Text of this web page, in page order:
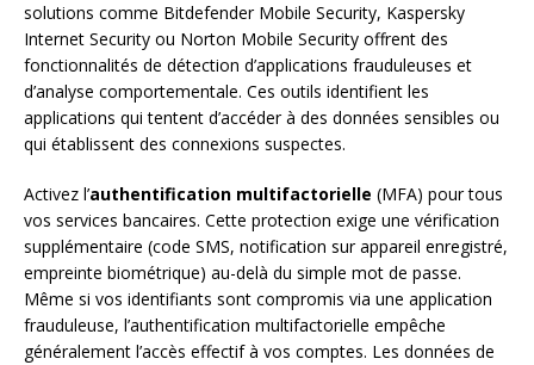
solutions comme Bitdefender Mobile Security, Kaspersky
Internet Security ou Norton Mobile Security offrent des
fonctionnalités de détection d’applications frauduleuses et
d’analyse comportementale. Ces outils identifient les
applications qui tentent d’accéder à des données sensibles ou
qui établissent des connexions suspectes.
Activez l’authentification multifactorielle (MFA) pour tous
vos services bancaires. Cette protection exige une vérification
supplémentaire (code SMS, notification sur appareil enregistré,
empreinte biométrique) au-delà du simple mot de passe.
Même si vos identifiants sont compromis via une application
frauduleuse, l’authentification multifactorielle empêche
généralement l’accès effectif à vos comptes. Les données de